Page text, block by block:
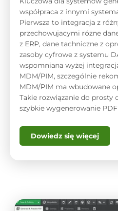
współpraca z innymi
Pierwsza to integracja z
przechowujacymi różne
z ERP, dane tachniczne z
zasoby cyfrowe z systemu
wspomniana wyżej
MDM/PIM, szczególnie
MDM/PIM ma wbudowane
Takie rozwiązanie do prosty
szybkie wygenerowanie
Dowiedz się więcej